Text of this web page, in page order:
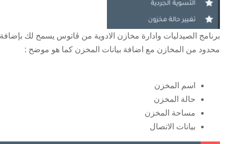
برنامج الصيدليات وادارة مخازن الادوية من ڤاتوس يسمح لك
محدود من المخازن مع اضافة بيانات المخزن كما هو موضح :
اسم المخزن
حالة المخزن
مساحة المخزن
بيانات الاتصال